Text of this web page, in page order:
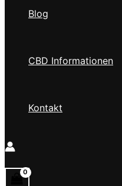
Blog
CBD Informationen
Kontakt